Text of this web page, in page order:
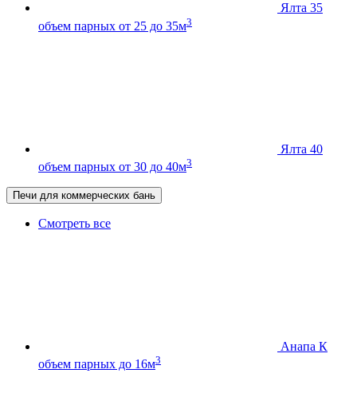
Ялта 35
объем парных от 25 до 35м3
Ялта 40
объем парных от 30 до 40м3
Печи для коммерческих бань
Смотреть все
Анапа К
объем парных до 16м3